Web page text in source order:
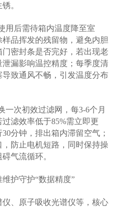
。
后需待箱内温度降至室
品挥发的残留物，避免内胆
密封条是否完好，若出现老
漏影响温控精度；每季度清
致通风不畅，引发温度分布
次初效过滤网，每3-6个月
滤效率低于85%需立即更
分钟，排出箱内滞留空气；
防止电机短路，同时保持操
气流循环。
护守护“数据精度”
、原子吸收光谱仪等，核心